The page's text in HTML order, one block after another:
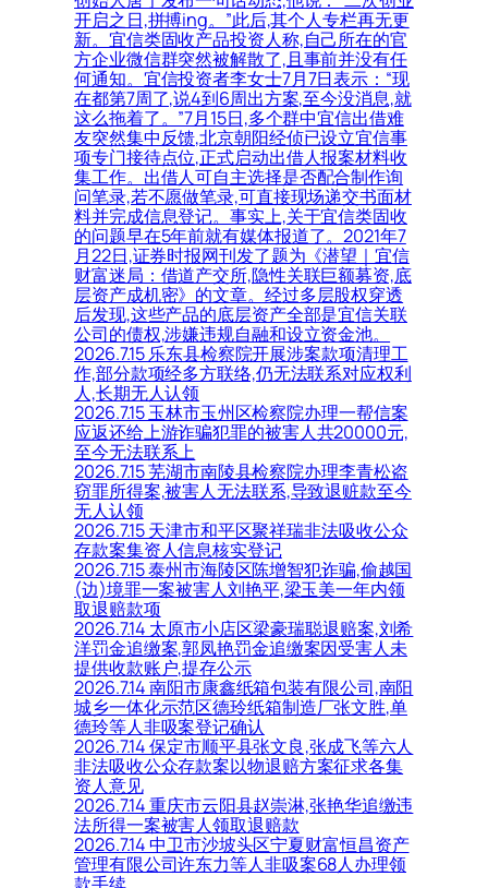
开启之日,拼搏ing。”此后,其个人专栏再无更
新。宜信类固收产品投资人称,自己所在的官
方企业微信群突然被解散了,且事前并没有任
何通知。宜信投资者李女士7月7日表示：“现
在都第7周了,说4到6周出方案,至今没消息,就
这么拖着了。”7月15日,多个群中宜信出借难
友突然集中反馈,北京朝阳经侦已设立宜信事
项专门接待点位,正式启动出借人报案材料收
集工作。出借人可自主选择是否配合制作询
问笔录,若不愿做笔录,可直接现场递交书面材
料并完成信息登记。事实上,关于宜信类固收
的问题早在5年前就有媒体报道了。2021年7
月22日,证券时报网刊发了题为《潜望｜宜信
财富迷局：借道产交所,隐性关联巨额募资,底
层资产成机密》的文章。经过多层股权穿透
后发现,这些产品的底层资产全部是宜信关联
公司的债权,涉嫌违规自融和设立资金池。
2026.7.15 乐东县检察院开展涉案款项清理工
作,部分款项经多方联络,仍无法联系对应权利
人,长期无人认领
2026.7.15 玉林市玉州区检察院办理一帮信案
应返还给上游诈骗犯罪的被害人共20000元,
至今无法联系上
2026.7.15 芜湖市南陵县检察院办理李青松盗
窃罪所得案,被害人无法联系,导致退赃款至今
无人认领
2026.7.15 天津市和平区聚祥瑞非法吸收公众
存款案集资人信息核实登记
2026.7.15 泰州市海陵区陈增智犯诈骗,偷越国
(边)境罪一案被害人刘艳平,梁玉美一年内领
取退赔款项
2026.7.14 太原市小店区梁豪瑞聪退赔案,刘希
洋罚金追缴案,郭凤艳罚金追缴案因受害人未
提供收款账户,提存公示
2026.7.14 南阳市康鑫纸箱包装有限公司,南阳
城乡一体化示范区德玲纸箱制造厂张文胜,单
德玲等人非吸案登记确认
2026.7.14 保定市顺平县张文良,张成飞等六人
非法吸收公众存款案以物退赔方案征求各集
资人意见
2026.7.14 重庆市云阳县赵崇淋,张艳华追缴违
法所得一案被害人领取退赔款
2026.7.14 中卫市沙坡头区宁夏财富恒昌资产
管理有限公司许东力等人非吸案68人办理领